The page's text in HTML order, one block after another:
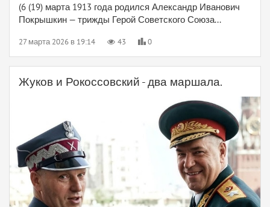
(6 (19) марта 1913 года родился Александр Иванович
Покрышкин — трижды Герой Советского Союза...
27 марта 2026 в 19:14 43 0
Жуков и Рокоссовский - два маршала.